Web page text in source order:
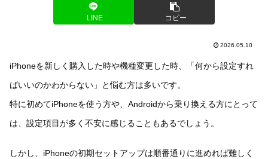
LINE コピー
2026.05.10
iPhoneを新しく購入した時や機種変更した時、「何から設定すれ
ばいいのかわからない」と悩む方は多いです。
特に初めてiPhoneを使う方や、Androidから乗り換える方にとって
は、設定項目が多く不安に感じることもあるでしょう。
しかし、iPhoneの初期セットアップは順番通りに進めれば難しく